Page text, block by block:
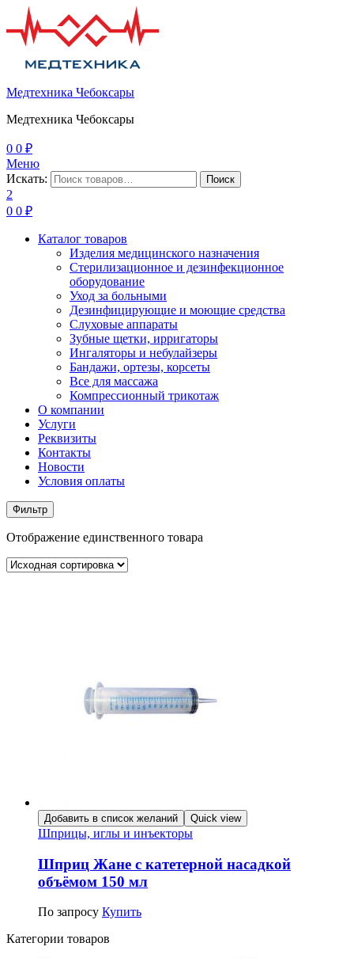
Медтехника Чебоксары
Медтехника Чебоксары
0 0 ₽
Меню
Искать:
Поиск
2
0 0 ₽
Каталог товаров
Изделия медицинского назначения
Стерилизационное и дезинфекционное
оборудование
Уход за больными
Дезинфицирующие и моющие средства
Слуховые аппараты
Зубные щетки, ирригаторы
Ингаляторы и небулайзеры
Бандажи, ортезы, корсеты
Все для массажа
Компрессионный трикотаж
О компании
Услуги
Реквизиты
Контакты
Новости
Условия оплаты
Фильтр
Отображение единственного товара
Добавить в список желаний Quick view
Шприцы, иглы и инъекторы
Шприц Жане с катетерной насадкой
объёмом 150 мл
По запросу Купить
Категории товаров